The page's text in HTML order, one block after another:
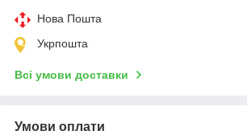
Нова Пошта
Укрпошта
Всі умови доставки
Умови оплати